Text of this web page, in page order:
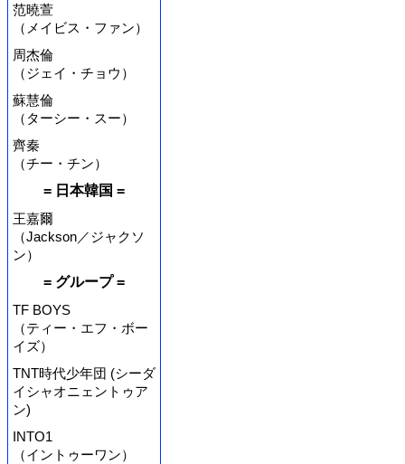
范曉萱
（メイビス・ファン）
周杰倫
（ジェイ・チョウ）
蘇慧倫
（ターシー・スー）
齊秦
（チー・チン）
= 日本韓国 =
王嘉爾
（Jackson／ジャクソ
ン）
= グループ =
TF BOYS
（ティー・エフ・ボー
イズ）
TNT時代少年団 (シーダ
イシャオニェントゥア
ン)
INTO1
（イントゥーワン）